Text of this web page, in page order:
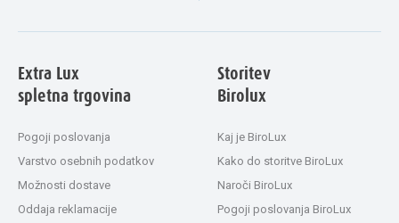
Extra Lux
spletna trgovina
Pogoji poslovanja
Varstvo osebnih podatkov
Možnosti dostave
Oddaja reklamacije
Storitev
Birolux
Kaj je BiroLux
Kako do storitve BiroLux
Naroči BiroLux
Pogoji poslovanja BiroLux